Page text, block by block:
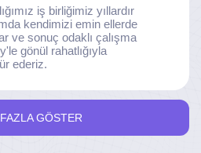
iş birliğimiz yıllardır
kendimizi emin ellerde
ve sonuç odaklı çalışma
gönül rahatlığıyla
ederiz.
GÖSTER